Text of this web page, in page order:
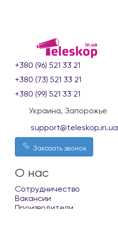
+380 (96) 521 33 21
+380 (73) 521 33 21
+380 (99) 521 33 21
Украина, Запорожье
support@teleskop.in.ua
Заказать звонок
О нас
Сотрудничество
Вакансии
Производители